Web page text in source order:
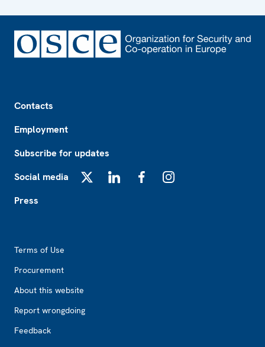
Contacts
Employment
Subscribe for updates
Social media
Press
Terms of Use
Procurement
About this website
Report wrongdoing
Feedback